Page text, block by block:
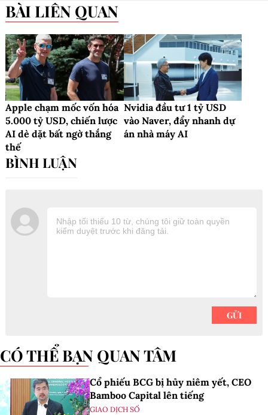
BÀI LIÊN QUAN
Apple chạm mốc vốn hóa
5.000 tỷ USD, chiến lược
AI dè dặt bất ngờ thắng
thế
Nvidia đầu tư 1 tỷ USD
vào Naver, đẩy nhanh dự
án nhà máy AI
CÓ THỂ BẠN QUAN TÂM
Cổ phiếu BCG bị hủy niêm yết, CEO
Bamboo Capital lên tiếng
GIAO DỊCH SỐ